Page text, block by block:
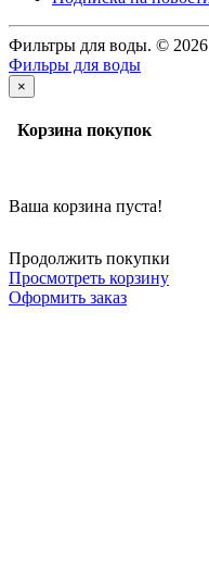
Фильтры для воды. © 2026
Фильры для воды
×
Корзина покупок
Ваша корзина пуста!
Продолжить покупки
Просмотреть корзину
Оформить заказ